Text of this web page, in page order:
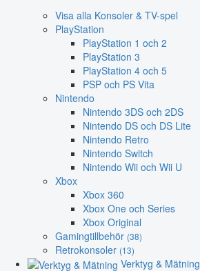
Visa alla Konsoler & TV-spel
PlayStation
PlayStation 1 och 2
PlayStation 3
PlayStation 4 och 5
PSP och PS Vita
Nintendo
Nintendo 3DS och 2DS
Nintendo DS och DS Lite
Nintendo Retro
Nintendo Switch
Nintendo Wii och Wii U
Xbox
Xbox 360
Xbox One och Series
Xbox Original
Gamingtillbehör (38)
Retrokonsoler (13)
Verktyg & Mätning